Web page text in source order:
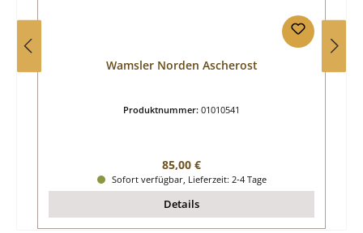
Wamsler Norden Ascherost
Produktnummer: 01010541
Regulärer Preis:
85,00 €
Sofort verfügbar, Lieferzeit: 2-4 Tage
Details